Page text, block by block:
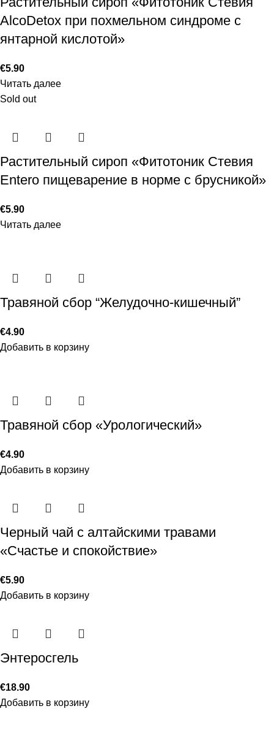
AlcoDetox при похмельном синдроме с
янтарной кислотой»
€5.90
Читать далее
Sold out
Растительный сироп «Фитотоник Стевия
Entero пищеварение в норме с брусникой»
€5.90
Читать далее
Травяной сбор “Желудочно-кишечный”
€4.90
Добавить в корзину
Травяной сбор «Урологический»
€4.90
Добавить в корзину
Черный чай с алтайскими травами
«Счастье и спокойствие»
€5.90
Добавить в корзину
Энтеросгель
€18.90
Добавить в корзину